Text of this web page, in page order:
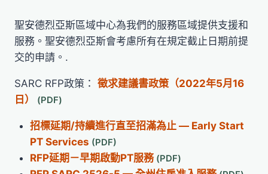
聖安德烈亞斯區域中心為我們的服務區域提供支援和
服務。聖安德烈亞斯會考慮所有在規定截止日期前提
交的申請。.
SARC RFP政策： 徵求建議書政策（2022年5月16
日）
招標延期/持續進行直至招滿為止 — Early Start
PT Services
RFP延期－早期啟動PT服務